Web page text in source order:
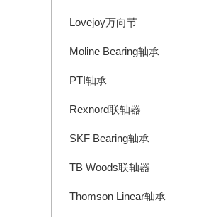
Lovejoy万向节
Moline Bearing轴承
PTI轴承
Rexnord联轴器
SKF Bearing轴承
TB Woods联轴器
Thomson Linear轴承